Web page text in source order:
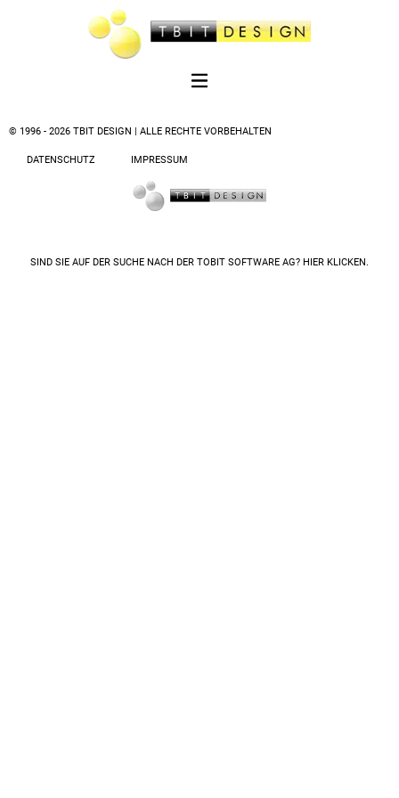
© 1996 - 2026 TBIT DESIGN | ALLE RECHTE VORBEHALTEN
DATENSCHUTZ IMPRESSUM
SIND SIE AUF DER SUCHE NACH DER TOBIT SOFTWARE AG? HIER KLICKEN.